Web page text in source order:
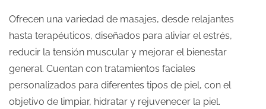
Ofrecen una variedad de masajes, desde relajantes
hasta terapéuticos, diseñados para aliviar el estrés,
reducir la tensión muscular y mejorar el bienestar
general. Cuentan con tratamientos faciales
personalizados para diferentes tipos de piel, con el
objetivo de limpiar, hidratar y rejuvenecer la piel.